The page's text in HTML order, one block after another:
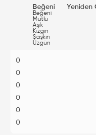
Beğeni
Beğeni
Mutlu
Aşık
Kızgın
Şaşkın
Üzgün
Yeniden
0
0
0
0
0
0